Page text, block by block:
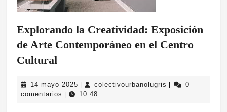
Explorando la Creatividad: Exposición
de Arte Contemporáneo en el Centro
Cultural
Creatividad:
14 mayo 2025 14
mayo
colectivourbanolugris
0
comentarios
10:48